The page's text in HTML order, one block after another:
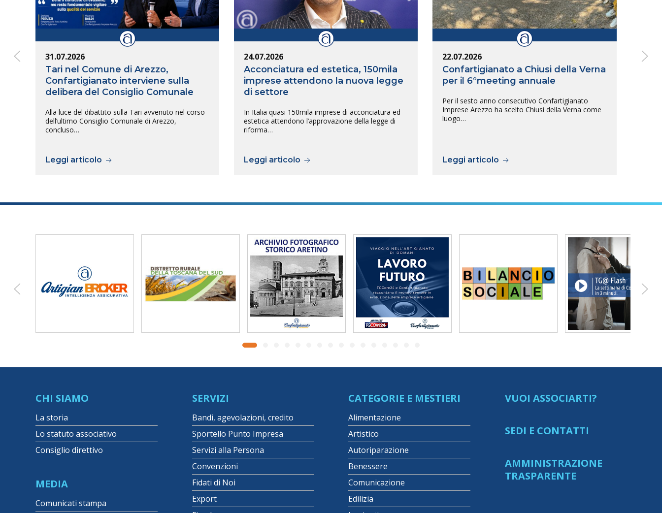
31.07.2026
Tari nel Comune di Arezzo,
Confartigianato interviene sulla
delibera del Consiglio Comunale
Alla luce del dibattito sulla Tari avvenuto nel corso
dell’ultimo Consiglio Comunale di Arezzo,
concluso…
Leggi articolo
24.07.2026
Acconciatura ed estetica, 150mila
imprese attendono la nuova legge
di settore
In Italia quasi 150mila imprese di acconciatura ed
estetica attendono l’approvazione della legge di
riforma…
Leggi articolo
22.07.2026
Confartigianato a Chiusi della Verna
per il 6°meeting annuale
Per il sesto anno consecutivo Confartigianato
Imprese Arezzo ha scelto Chiusi della Verna come
luogo…
Leggi articolo
CHI SIAMO
La storia
Lo statuto associativo
Consiglio direttivo
MEDIA
Comunicati stampa
SERVIZI
Bandi, agevolazioni, credito
Sportello Punto Impresa
Servizi alla Persona
Convenzioni
Fidati di Noi
Export
CATEGORIE E MESTIERI
Alimentazione
Artistico
Autoriparazione
Benessere
Comunicazione
Edilizia
VUOI ASSOCIARTI?
SEDI E CONTATTI
AMMINISTRAZIONE
TRASPARENTE